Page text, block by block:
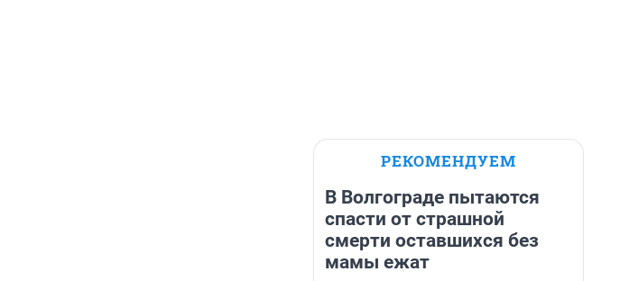
РЕКОМЕНДУЕМ
В Волгограде пытаются
спасти от страшной
смерти оставшихся без
мамы ежат